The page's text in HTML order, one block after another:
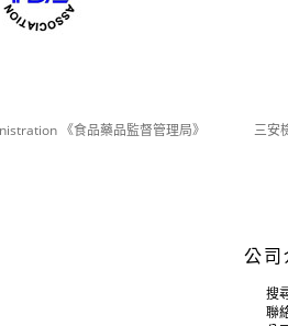
《食品藥品監督管理局》 三安
公司
搜
聯